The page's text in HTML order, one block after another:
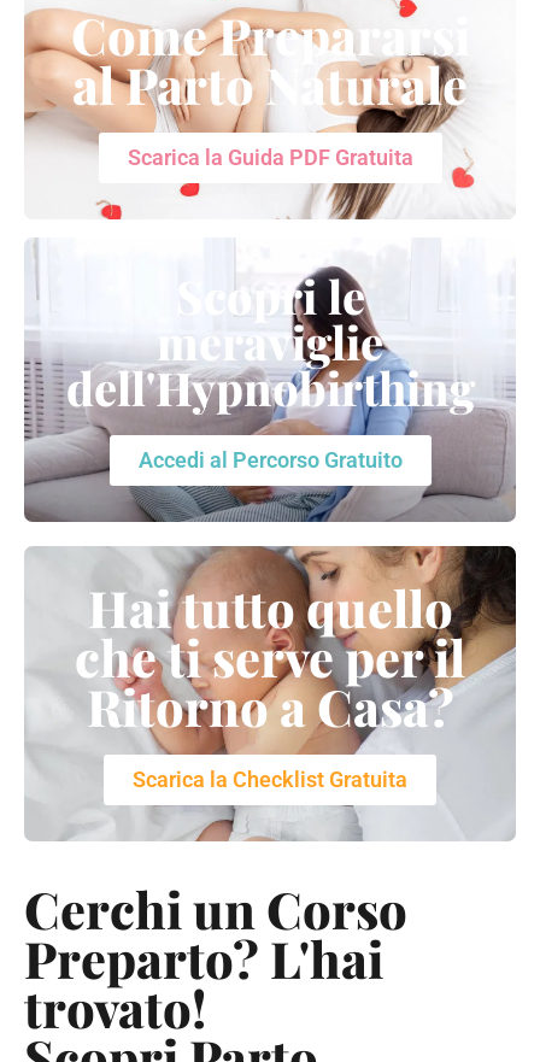
Come Prepararsi
al Parto Naturale
Scarica la Guida PDF Gratuita
Scopri le
meraviglie
dell'Hypnobirthing
Accedi al Percorso Gratuito
Hai tutto quello
che ti serve per il
Ritorno a Casa?
Scarica la Checklist Gratuita
Cerchi un Corso
Preparto? L'hai
trovato!